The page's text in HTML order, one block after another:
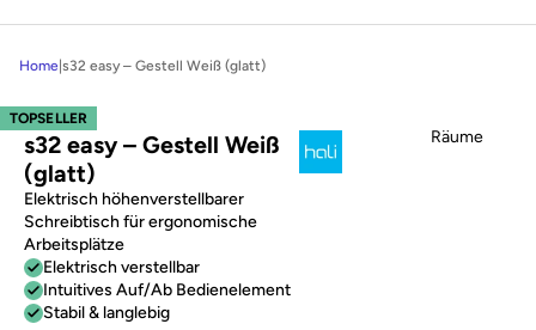
Räume
Home s32 easy – Gestell Weiß (glatt)
TOPSELLER
s32 easy – Gestell Weiß
(glatt)
Elektrisch höhenverstellbarer
Schreibtisch für ergonomische
Arbeitsplätze
Elektrisch verstellbar
Intuitives Auf/Ab Bedienelement
Stabil & langlebig